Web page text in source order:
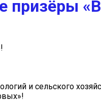
призёры
и сельского